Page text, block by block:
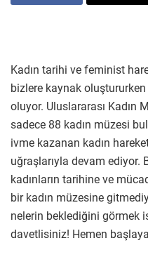
Kadın tarihi ve feminist
bizlere kaynak
oluyor. Uluslararası Kadın
sadece 88 kadın müzesi
ivme kazanan kadın
uğraşlarıyla devam ediyor.
kadınların tarihine ve
bir kadın müzesine
nelerin beklediğini görmek
davetlisiniz! Hemen